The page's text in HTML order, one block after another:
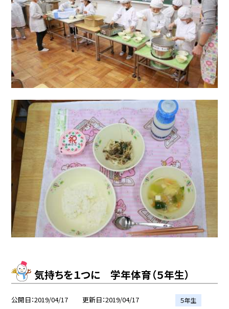
気持ちを１つに 学年体育（５年生）
公開日 2019/04/17 更新日 2019/04/17 ５年生